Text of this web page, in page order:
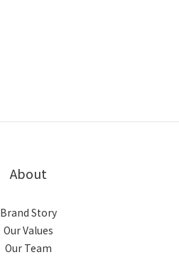
About
Brand Story
Our Values
Our Team